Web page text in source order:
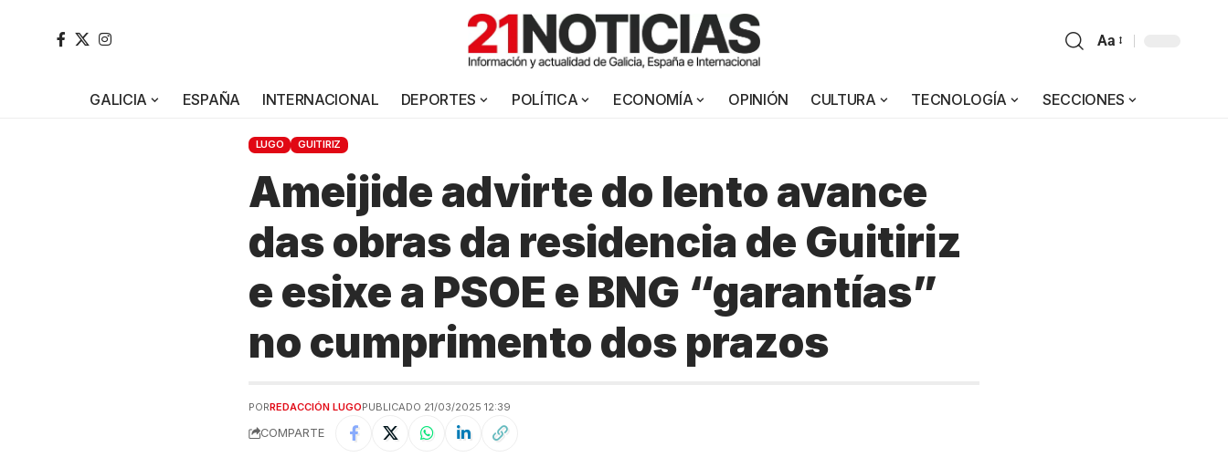
Aa
GALICIA ESPAÑA INTERNACIONAL DEPORTES POLÍTICA ECONOMÍA OPINIÓN CULTURA TECNOLOGÍA SECCIONES
LUGO GUITIRIZ
Ameijide advirte do lento avance
das obras da residencia de Guitiriz
e esixe a PSOE e BNG “garantías”
no cumprimento dos prazos
PORREDACCIÓN LUGOPUBLICADO 21/03/2025 12:39
COMPARTE